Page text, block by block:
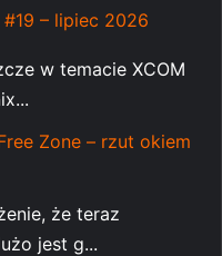
#19 – lipiec 2026
w temacie XCOM
Zone – rzut okiem
że teraz
jest g...